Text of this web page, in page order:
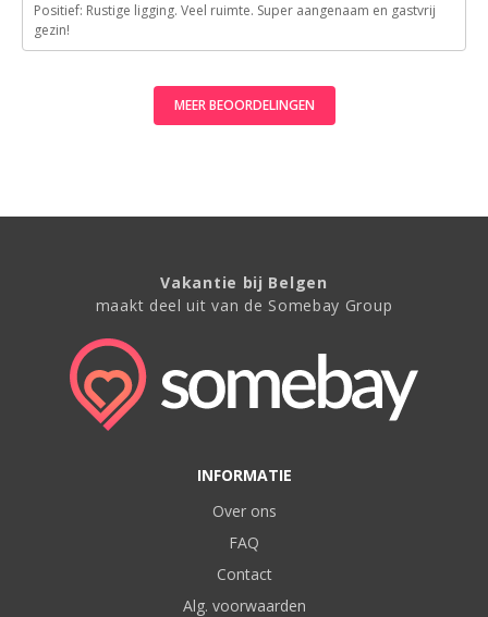
9
9
Positief: Rustige ligging. Veel ruimte. Super aangenaam en gastvrij
gezin!
MEER BEOORDELINGEN
Vakantie bij Belgen
maakt deel uit van de Somebay Group
INFORMATIE
Over ons
FAQ
Contact
Alg. voorwaarden